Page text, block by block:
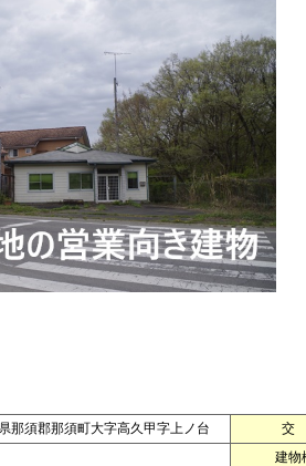
那須郡那須町大字高久甲字上ノ台
交
建物